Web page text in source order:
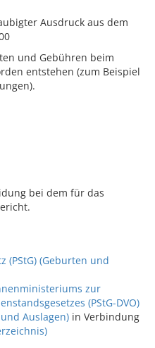
Ausdruck aus dem
und Gebühren beim
entstehen (zum Beispiel
bei dem für das
(PStG) (Geburten und
zur
(PStG-DVO)
Auslagen) in Verbindung